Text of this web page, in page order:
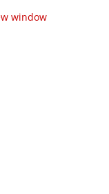
window